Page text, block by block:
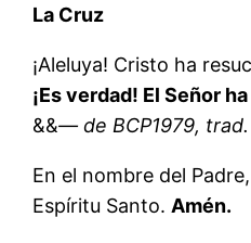
La Cruz
¡Aleluya! Cristo ha
¡Es verdad! El Señor
&&— de BCP1979,
En el nombre del
Espíritu Santo.Amén.